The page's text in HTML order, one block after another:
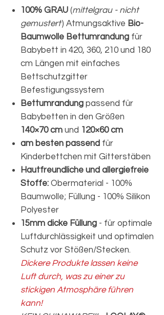
100% GRAU (mittelgrau - nicht
gemustert) Atmungsaktive Bio-
Baumwolle Bettumrandung für
Babybett in 420, 360, 210 und 180
cm Längen mit einfaches
Bettschutzgitter
Befestigungssystem
Bettumrandung passend für
Babybetten in den Größen
140×70 cm und 120×60 cm
am besten passend für
Kinderbettchen mit Gitterstäben
Hautfreundliche und allergiefreie
Stoffe: Obermaterial - 100%
Baumwolle; Füllung - 100% Silikon
Polyester
15mm dicke Füllung - für optimale
Luftdurchlässigkeit und optimalen
Schutz vor Stößen/Stecken.
Dickere Produkte lassen keine
Luft durch, was zu einer zu
stickigen Atmosphäre führen
kann!